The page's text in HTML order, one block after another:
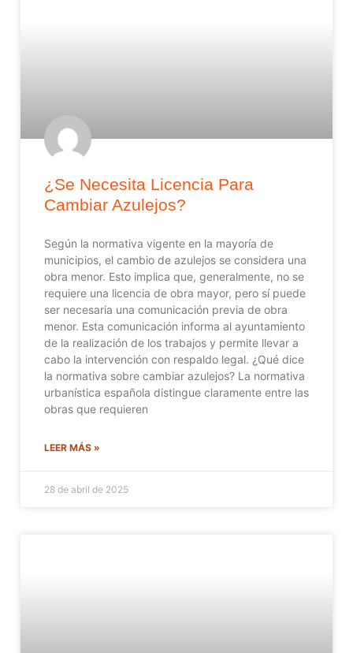
¿Se Necesita Licencia Para
Cambiar Azulejos?
Según la normativa vigente en la mayoría de
municipios, el cambio de azulejos se considera una
obra menor. Esto implica que, generalmente, no se
requiere una licencia de obra mayor, pero sí puede
ser necesaria una comunicación previa de obra
menor. Esta comunicación informa al ayuntamiento
de la realización de los trabajos y permite llevar a
cabo la intervención con respaldo legal. ¿Qué dice
la normativa sobre cambiar azulejos? La normativa
urbanística española distingue claramente entre las
obras que requieren
LEER MÁS »
28 de abril de 2025